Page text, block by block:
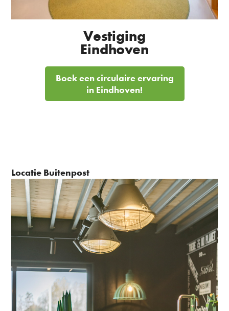
Vestiging
Eindhoven
Boek een circulaire ervaring
in Eindhoven!
Locatie Buitenpost